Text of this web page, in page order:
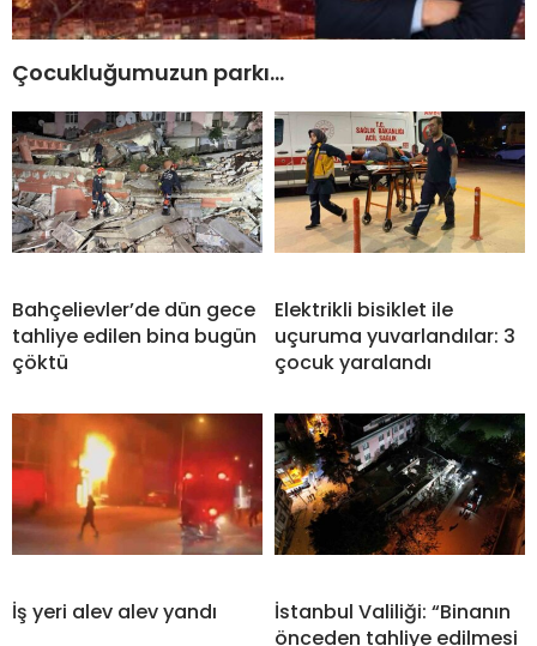
Çocukluğumuzun parkı…
Bahçelievler’de dün gece
tahliye edilen bina bugün
çöktü
Elektrikli bisiklet ile
uçuruma yuvarlandılar: 3
çocuk yaralandı
İş yeri alev alev yandı
İstanbul Valiliği: “Binanın
önceden tahliye edilmesi